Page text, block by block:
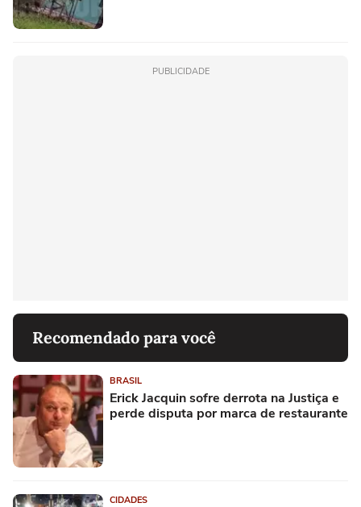
PUBLICIDADE
Recomendado para você
BRASIL
Erick Jacquin sofre derrota na Justiça e
perde disputa por marca de restaurante
CIDADES